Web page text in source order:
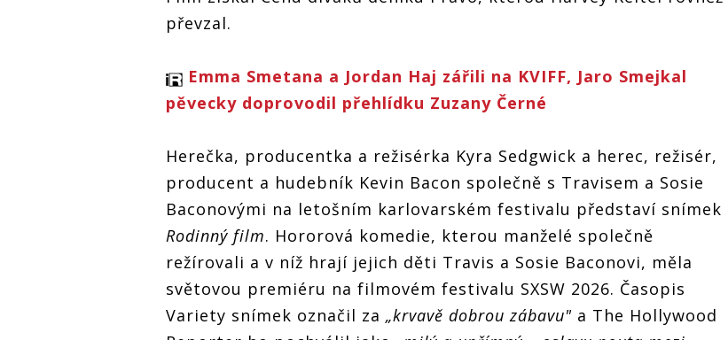
převzal.
Emma Smetana a Jordan Haj zářili na KVIFF, Jaro Smejkal
pěvecky doprovodil přehlídku Zuzany Černé
Herečka, producentka a režisérka Kyra Sedgwick a herec, režisér,
producent a hudebník Kevin Bacon společně s Travisem a Sosie
Baconovými na letošním karlovarském festivalu představí snímek
Rodinný film. Hororová komedie, kterou manželé společně
režírovali a v níž hrají jejich děti Travis a Sosie Baconovi, měla
světovou premiéru na filmovém festivalu SXSW 2026. Časopis
Variety snímek označil za „krvavě dobrou zábavu" a The Hollywood